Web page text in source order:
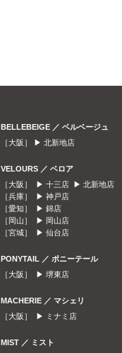
BELLEBEIGE ／ ベルベージュ
［大阪］ ▶ 北新地店
VELOURS ／ ベロア
［大阪］ ▶ 十三店 ▶ 北新地店
［兵庫］ ▶ 神戸店
［愛知］ ▶ 錦店
［岡山］ ▶ 岡山店
［宮城］ ▶ 仙台店
PONYTAIL ／ ポニーテール
［大阪］ ▶ 堺東店
MACHERIE ／ マシェリ
［大阪］ ▶
ミナミ店
MIST ／ ミスト